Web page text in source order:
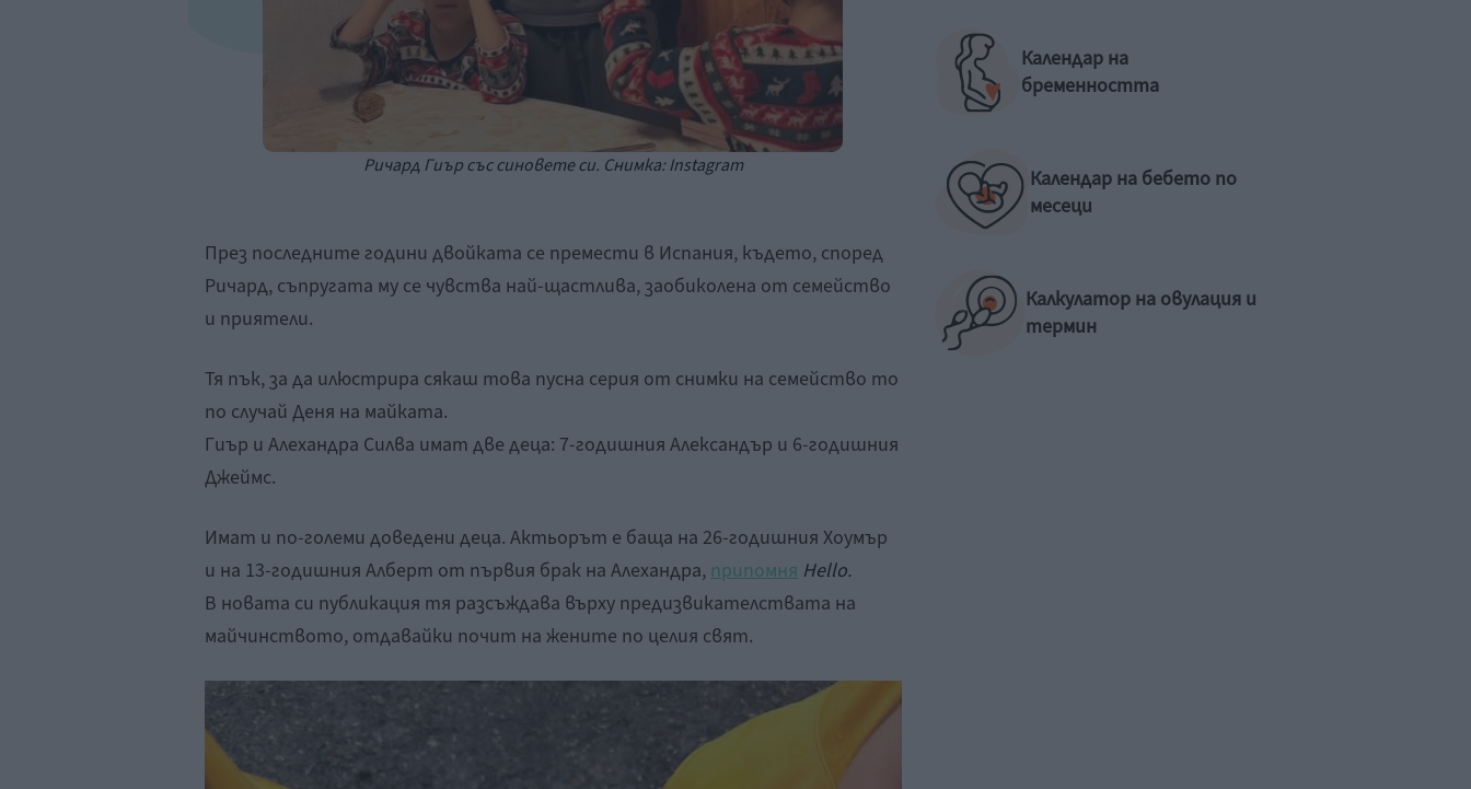
Ричард Гиър със синовете си. Снимка: Instagram
През последните години двойката се премести в Испания, където, според
Ричард, съпругата му се чувства най-щастлива, заобиколена от семейство
и приятели.
Тя пък, за да илюстрира сякаш това пусна серия от снимки на семейство то
по случай Деня на майката.
Гиър и Алехандра Силва имат две деца: 7-годишния Александър и 6-годишния
Джеймс.
Имат и по-големи доведени деца. Актьорът е баща на 26-годишния Хоумър
и на 13-годишния Алберт от първия брак на Алехандра,припомня Hello.
В новата си публикация тя разсъждава върху предизвикателствата на
майчинството, отдавайки почит на жените по целия свят.
Календар на
бременността
Календар на бебето по
месеци
Калкулатор на овулация и
термин